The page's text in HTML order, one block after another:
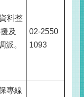
料整
及
派。
02-2550
1093
專線